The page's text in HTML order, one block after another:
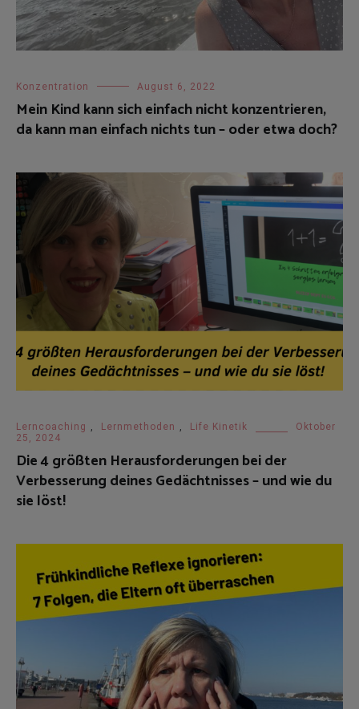
Konzentration August 6, 2022
Mein Kind kann sich einfach nicht konzentrieren,
da kann man einfach nichts tun – oder etwa doch?
Lerncoaching Lernmethoden Life Kinetik
Oktober
25, 2024
Die 4 größten Herausforderungen bei der
Verbesserung deines Gedächtnisses – und wie du
sie löst!